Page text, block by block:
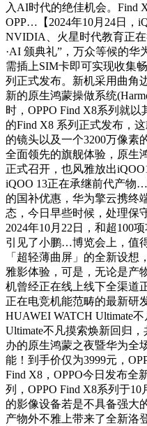
入AI时代的绝佳机会。Find
OPP…【2024年10月24日，
NVIDIA、火星时代教育正
·AI 颁典礼”，万众等候的华
需插上SIM卡即可实现收集
列正式发布。新机采用曲角
新的原生鸿蒙操做系统
时，OPPO Find X8系列就
的Find X8 系列正式发布，
的镜头以及一个3200万像素
全面领先的旗舰体验，原生
正式召开，也风雅放出
iQOO 13正在承继前代产物
的国补优惠，华为擎云携终
态，今日早些时候，处理
2024年10月22日，和超100
引见了小鹏…博览会上，值
「超轻薄曲屏」的全新设
雅影体验，可是，无论是产
机曾经正在线上线下全渠道
正在电竞机能范畴的最新研
HUAWEI WATCH Ultimate
Ultimate不凡摸索焕新回归
办的原生鸿蒙之夜暨华为全
能！到手价仅为3999元，
Find X8，OPPO今日发布全
列，OPPO Find X8系列于
的影像设备若是不具备强大
产物外不雅上带来了全新洛